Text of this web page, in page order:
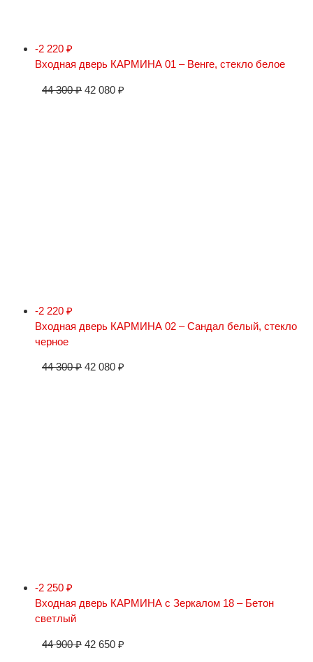
-2 220 ₽
Входная дверь КАРМИНА 01 – Венге, стекло белое
44 300₽ 42 080 ₽
-2 220 ₽
Входная дверь КАРМИНА 02 – Сандал белый, стекло
черное
44 300₽ 42 080 ₽
-2 250 ₽
Входная дверь КАРМИНА с Зеркалом 18 – Бетон
светлый
44 900₽ 42 650 ₽